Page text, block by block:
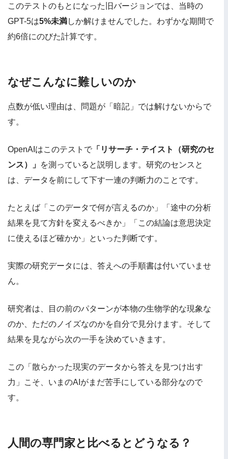
このテストのもとになった旧バージョンでは、当時の
GPT-5は5%未満しか解けませんでした。わずかな期間で
約6倍にのびた計算です。
なぜこんなに難しいのか
点数が低い理由は、問題が「暗記」では解けないからで
す。
OpenAIはこのテストで 「リサーチ・テイスト（研究のセ
ンス）」 を測っていると説明します。研究のセンスと
は、データを前にして下す一連の判断力のことです。
たとえば「このデータで何が言えるのか」「途中の分析
結果を見て方針を変えるべきか」「この結論は意思決定
に使えるほど確かか」といった判断です。
実際の研究データには、答えへの手順書は付いていませ
ん。
研究者は、目の前のパターンが本物の生物学的な現象な
のか、ただのノイズなのかを自分で見分けます。そして
結果を見ながら次の一手を決めていきます。
この「散らかった現実のデータから答えを見つけ出す
力」こそ、いまのAIがまだ苦手にしている部分なので
す。
人間の専門家と比べるとどうなる？